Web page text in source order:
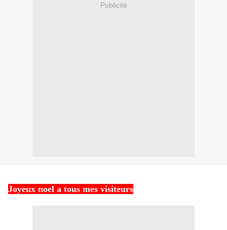
Publicité
Joyeux noel a tous mes visiteurs